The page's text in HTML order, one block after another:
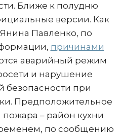
Ближе к полудню
версии. Как
Павленко, по
причинами
аварийный режим
и нарушение
безопасности при
Предположительное
– район кухни
по сообщению